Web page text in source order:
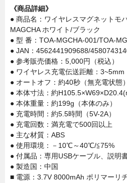
《商品詳細》
● 商品名：ワイヤレスマグネットモ
MAGCHA ホワイト/ブラック
● 型 番：TOA-MGCHA-001/TOA-
● JAN：4562441909688/
● 参考販売価格：5,000円（税込）
● ワイヤレス充電伝送距離：3~5mm
● オートオフ：約40秒（無充電状態）
● 本体寸法：約
● 本体重量：約199g（本体のみ）
● 充電時間：約5.5時間（5V-2A）
● 充電回数：満充電で500回以上
● 主な材質：ABS
● 使用環境：－10℃～40℃/≦75%
● 付属品：専用USBケーブル、説明
● 製造国：中国
■ 電源：3.7V 8000mAh ポリマーリ